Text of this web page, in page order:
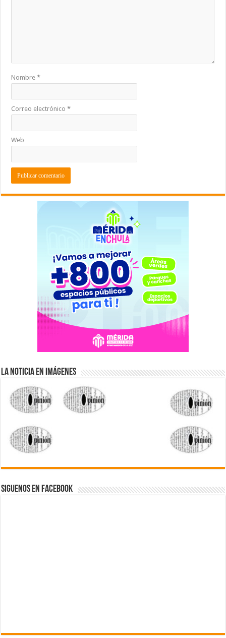
Nombre*
Correo electrónico*
Web
La Noticia en Imágenes
Siguenos en Facebook